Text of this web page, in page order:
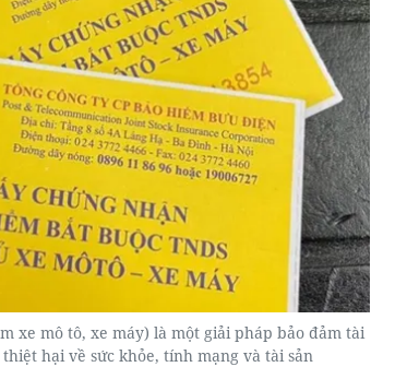
xe mô tô, xe máy) là một giải pháp bảo đảm tài
hại về sức khỏe, tính mạng và tài sản